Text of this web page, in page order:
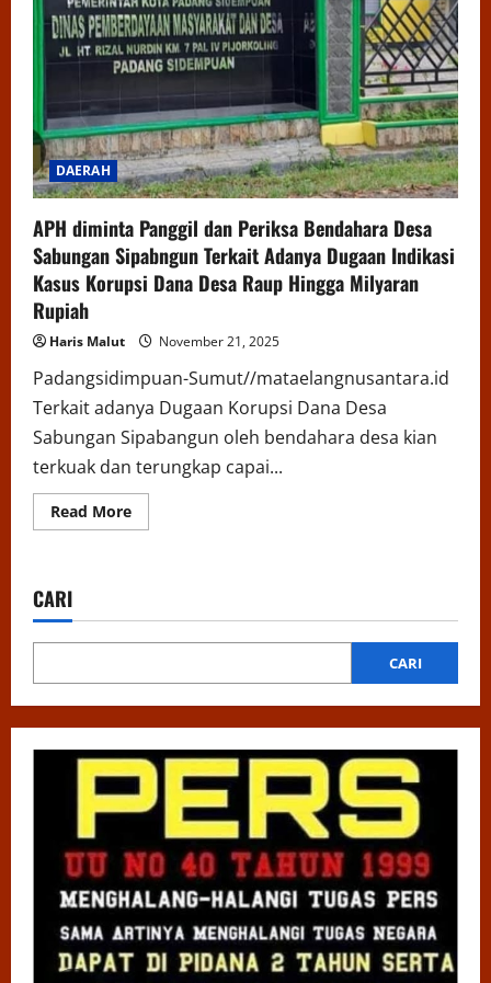
DAERAH
APH diminta Panggil dan Periksa Bendahara Desa
Sabungan Sipabngun Terkait Adanya Dugaan Indikasi
Kasus Korupsi Dana Desa Raup Hingga Milyaran
Rupiah
Haris Malut November 21, 2025
Padangsidimpuan-Sumut//mataelangnusantara.id
Terkait adanya Dugaan Korupsi Dana Desa
Sabungan Sipabangun oleh bendahara desa kian
terkuak dan terungkap capai...
Read MoreRead
more
Periksa
Desa
Sipabngun
Adanya
Dugaan
Kasus
Korupsi
Desa
Raup
Hingga
Milyaran
Rupiah
CARI
CARI